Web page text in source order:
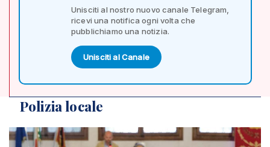
Unisciti al nostro nuovo canale Telegram,
ricevi una notifica ogni volta che
pubblichiamo una notizia.
Unisciti al Canale
Polizia locale